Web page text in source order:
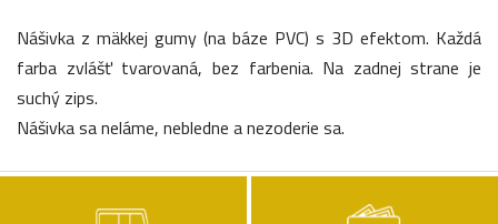
Nášivka z mäkkej gumy (na báze PVC) s 3D efektom. Každá
farba zvlášť tvarovaná, bez farbenia. Na zadnej strane je
suchý zips.
Nášivka sa neláme, nebledne a nezoderie sa.